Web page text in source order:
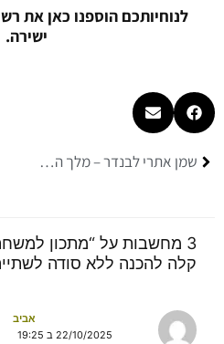
לנוחיותכם הוספנו כאן את
ישירה.
קודם שמן אתרי לבנדר – מלך השמנים
3 מחשבות על “מתכון
קלה להכנה ללא סודה
אביב
22/10/2025 ב 19:25